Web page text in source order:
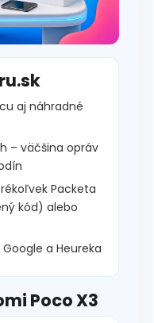
aj náhradné
– väčšina opráv
Packeta
kód) alebo
a Heureka
Poco X3